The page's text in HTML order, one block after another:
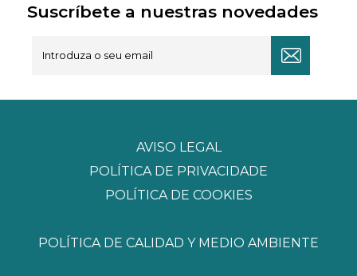
Suscríbete a nuestras novedades
AVISO LEGAL
POLÍTICA DE PRIVACIDADE
POLÍTICA DE COOKIES
POLÍTICA DE CALIDAD Y MEDIO AMBIENTE